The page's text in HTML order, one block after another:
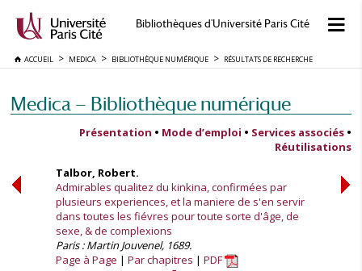
Bibliothèques d'Université Paris Cité
ACCUEIL MEDICA BIBLIOTHÈQUE NUMÉRIQUE RÉSULTATS DE RECHERCHE
Medica — Bibliothèque numérique
Présentation • Mode d’emploi • Services associés •
Réutilisations
Talbor, Robert.
Admirables qualitez du kinkina, confirmées par
plusieurs experiences, et la maniere de s'en servir
dans toutes les fiévres pour toute sorte d'âge, de
sexe, & de complexions
Paris : Martin Jouvenel, 1689.
Page à Page
Par chapitres
PDF